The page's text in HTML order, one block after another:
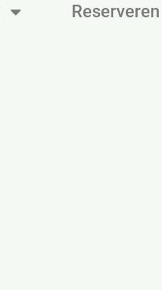
Reserveren